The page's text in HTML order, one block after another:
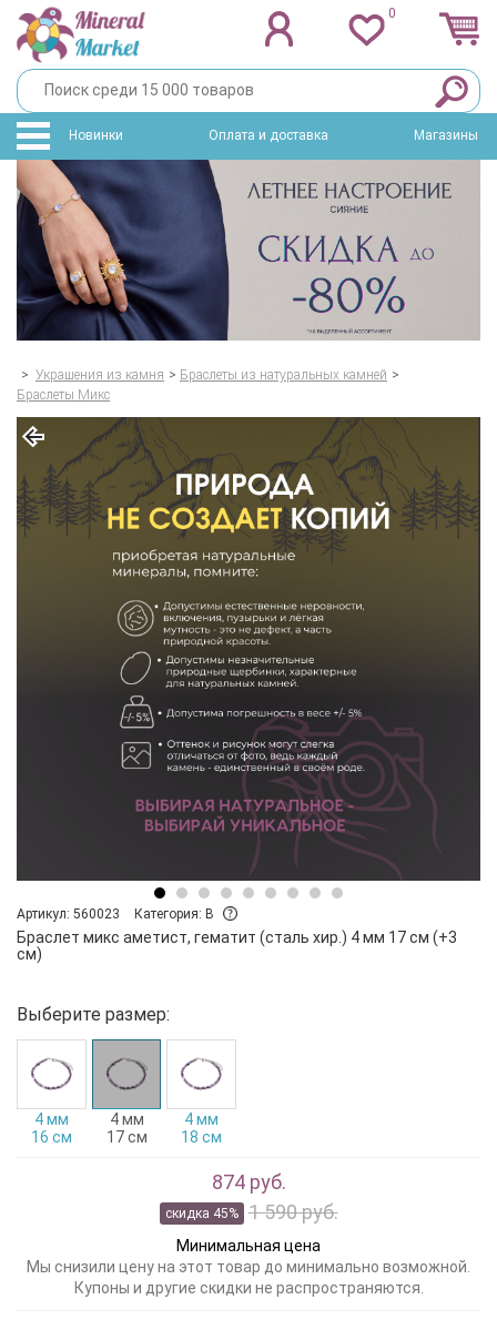
0
Новинки Оплата и доставка Магазины
> Украшения из камня > Браслеты из натуральных камней >
Браслеты Микс
Артикул: 560023 Категория: B
Браслет микс аметист, гематит (сталь хир.) 4 мм 17 см (+3
см)
Выберите размер:
4 мм
16 см
4 мм
17 см
4 мм
18 см
874 руб.
скидка 45% 1 590 руб.
Минимальная цена
Мы снизили цену на этот товар до минимально возможной.
Купоны и другие скидки не распространяются.